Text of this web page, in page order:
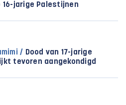
16-jarige Palestijnen
/ Dood van 17-jarige
tevoren aangekondigd